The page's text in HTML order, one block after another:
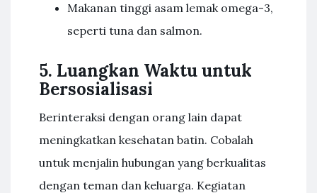
Makanan tinggi asam lemak omega-3,
seperti tuna dan salmon.
5. Luangkan Waktu untuk
Bersosialisasi
Berinteraksi dengan orang lain dapat
meningkatkan kesehatan batin. Cobalah
untuk menjalin hubungan yang berkualitas
dengan teman dan keluarga. Kegiatan